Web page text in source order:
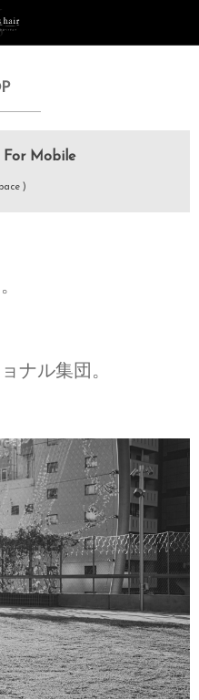
For Mobile
)
ナル集団。